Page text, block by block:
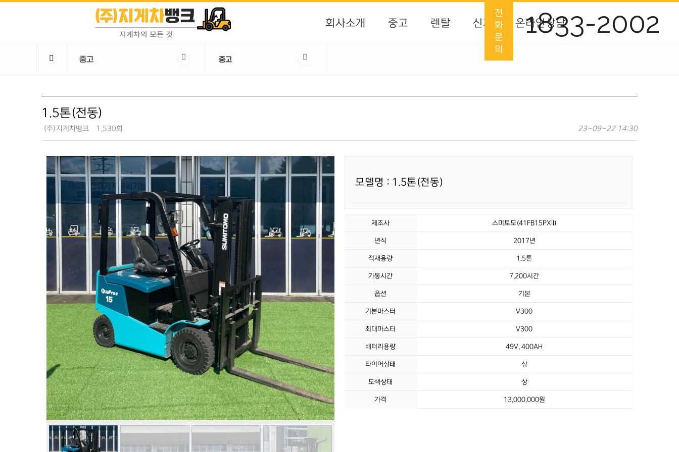
회사소개 중고 렌탈 신차 온라인상담
전
화
문
의
1833-2002
중고 중고
1.5톤(전동)
(주)지게차뱅크 1,530회 23-09-22 14:30
모델명 : 1.5톤(전동)
제조사 스미토모(41FB15PXII)
년식 2017년
적재용량 1.5톤
가동시간 7,200시간
옵션 기본
기본마스터 V300
최대마스터 V300
배터리용량 49V, 400AH
타이어상태 상
도색상태 상
가격 13,000,000원